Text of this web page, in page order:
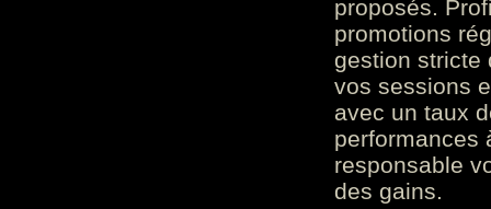
proposés.
promotions
gestion stricte
vos sessions
avec un taux
performances
responsable
des gains.